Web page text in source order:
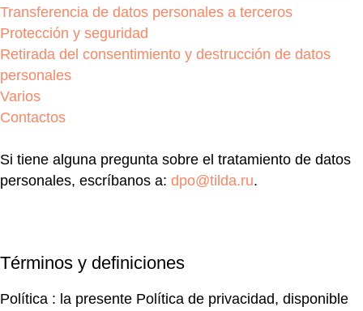
Transferencia de datos personales a terceros
Protección y seguridad
Retirada del consentimiento y destrucción de datos
personales
Varios
Contactos
Si tiene alguna pregunta sobre el tratamiento de datos
personales, escríbanos a: dpo@tilda.ru.
Términos y definiciones
Política : la presente Política de privacidad, disponible